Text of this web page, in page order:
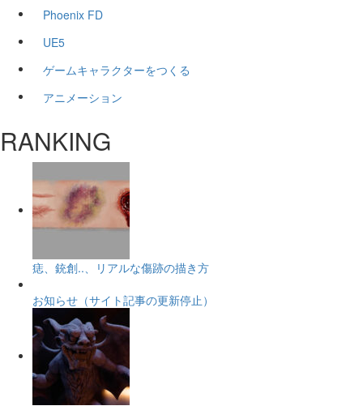
Phoenix FD
UE5
ゲームキャラクターをつくる
アニメーション
RANKING
痣、銃創..、リアルな傷跡の描き方
お知らせ（サイト記事の更新停止）